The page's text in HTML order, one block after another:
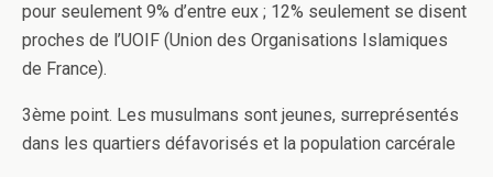
pour seulement 9% d’entre eux ; 12% seulement se disent
proches de l’UOIF (Union des Organisations Islamiques
de France).
3ème point. Les musulmans sont jeunes, surreprésentés
dans les quartiers défavorisés et la population carcérale